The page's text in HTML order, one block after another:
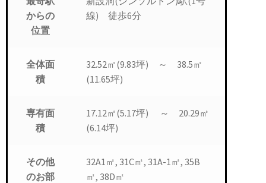
からの
位置
線) 徒歩6分
全体面
積
32.52㎡(9.83坪) ～ 38.5㎡
(11.65坪)
専有面
積
17.12㎡(5.17坪) ～ 20.29㎡
(6.14坪)
その他
のお部
32A1㎡, 31C㎡, 31A-1㎡, 35B
㎡, 38D㎡